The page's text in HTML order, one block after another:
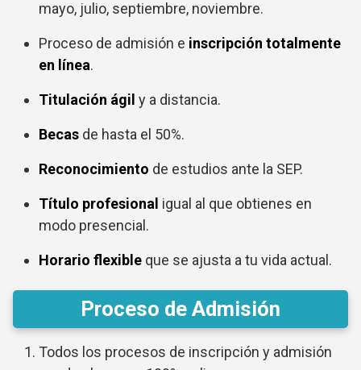
mayo, julio, septiembre, noviembre.
Proceso de admisión e inscripción totalmente
en línea.
Titulación ágil y a distancia.
Becas de hasta el 50%.
Reconocimiento de estudios ante la SEP.
Título profesional igual al que obtienes en
modo presencial.
Horario flexible que se ajusta a tu vida actual.
Proceso de Admisión
Todos los procesos de inscripción y admisión